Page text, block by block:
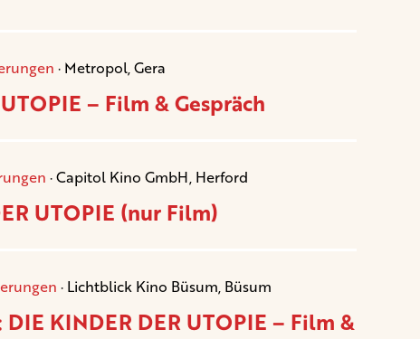
· Metropol, Gera
– Film & Gespräch
· Capitol Kino GmbH, Herford
UTOPIE (nur Film)
· Lichtblick Kino Büsum, Büsum
KINDER DER UTOPIE – Film &